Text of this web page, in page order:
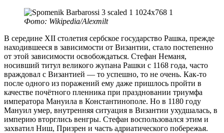
Фото: Wikipedia/Alexmilt
В середине XII столетия сербское государство Рашка, прежде
находившееся в зависимости от Византии, стало постепенно
от этой зависимости освобождаться. Стефан Неманя,
носивший титул великого жупана Рашки с 1168 года, часто
враждовал с Византией — то успешно, то не очень. Как-то
после одного из поражений ему даже пришлось пройти в
качестве почётного пленника при праздновании триумфа
императора Мануила в Константинополе. Но в 1180 году
Мануил умер, внутренняя ситуация в Византии ухудшалась, в
империю вторглись венгры. Стефан воспользовался этим и
захватил Ниш, Призрен и часть адриатического побережья.